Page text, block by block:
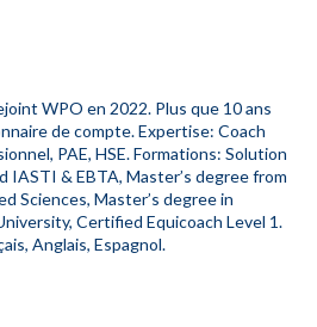
WPO en 2022. Plus que 10 ans
de compte. Expertise: Coach
PAE, HSE. Formations: Solution
IASTI & EBTA, Master’s degree from
Sciences, Master’s degree in
Certified Equicoach Level 1.
Anglais, Espagnol.